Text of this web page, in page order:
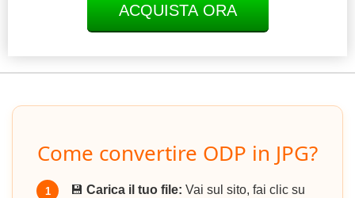
ACQUISTA ORA
Come convertire ODP in JPG?
1 💾 Carica il tuo file: Vai sul sito, fai clic su